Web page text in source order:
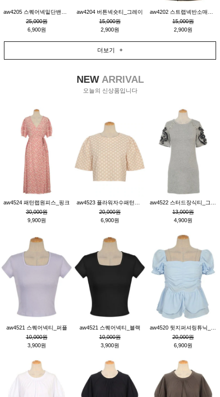
25,000원
6,900원
aw4204 버튼넥숏티_그레이
15,000원
2,900원
15,000원
2,900원
더보기 +
NEWARRIVAL
오늘의 신상품입니다
aw4524 패턴랩원피스_핑크
30,000원
9,900원
20,000원
6,900원
13,000원
4,900원
aw4521 스퀘어넥티_퍼플
10,000원
3,900원
aw4521 스퀘어넥티_블랙
10,000원
3,900원
20,000원
6,900원